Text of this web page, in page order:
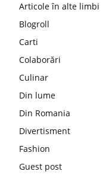
Articole în alte limbi
Blogroll
Carti
Colaborări
Culinar
Din lume
Din Romania
Divertisment
Fashion
Guest post